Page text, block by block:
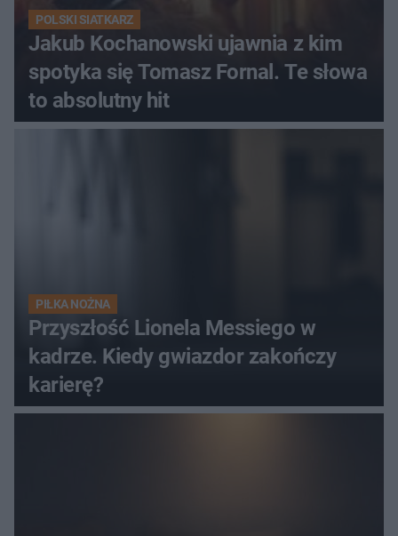
POLSKI SIATKARZ
Jakub Kochanowski ujawnia z kim
spotyka się Tomasz Fornal. Te słowa
to absolutny hit
PIŁKA NOŻNA
Przyszłość Lionela Messiego w
kadrze. Kiedy gwiazdor zakończy
karierę?